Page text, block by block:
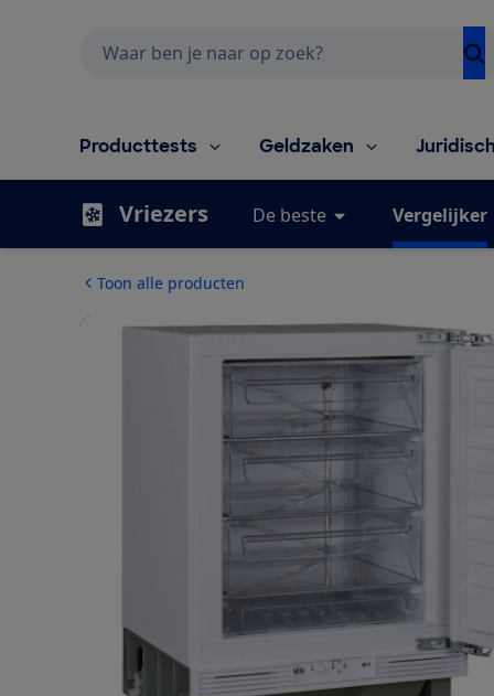
Producttests Geldzaken
Vriezers De beste Vergelijker
Toon alle producten